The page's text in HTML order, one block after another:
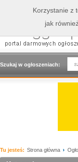
Szukaj w ogłoszeniach:
Tu jesteś: Strona główna
Korzystanie z
jak